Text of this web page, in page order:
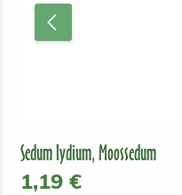
Sedum lydium, Moossedum
Regulärer Preis:
1,19 €